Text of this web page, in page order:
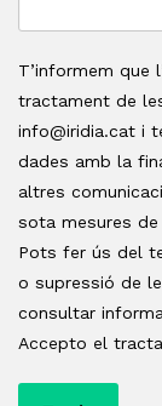
T’informem que
tractament de
info@iridia.cat i
dades amb la
altres
sota mesures
Pots fer ús del
o supressió de
consultar
Accepto el